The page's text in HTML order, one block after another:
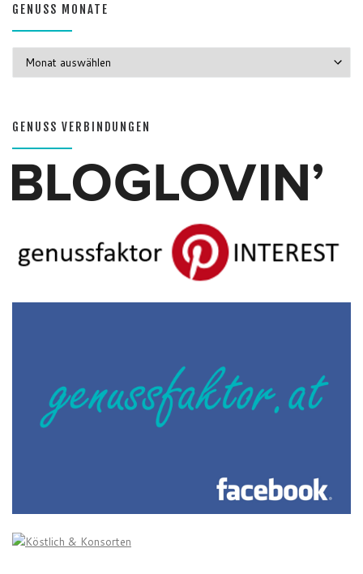
GENUSS MONATE
GENUSS VERBINDUNGEN